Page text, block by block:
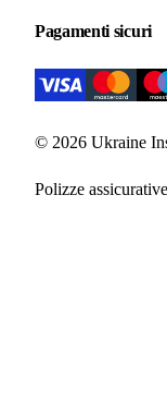
Pagamenti sicuri
© 2026 Ukraine
Polizze